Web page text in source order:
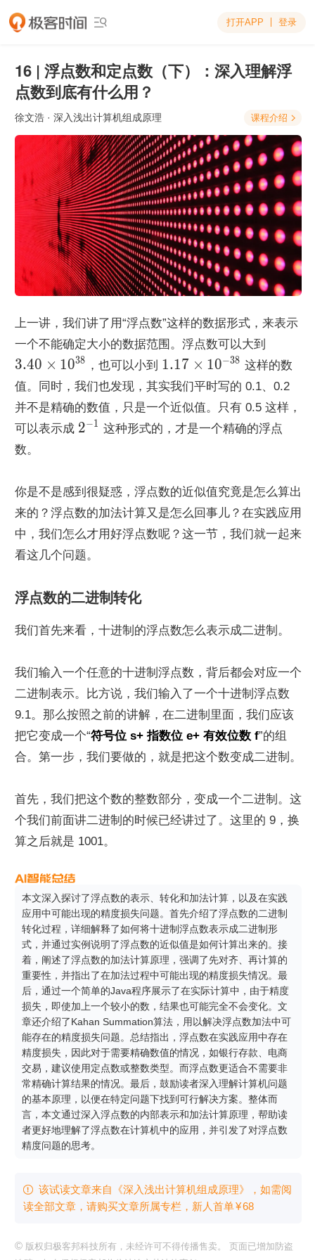
 打开APP 登录
16 | 浮点数和定点数（下）：深入理解浮
点数到底有什么用？
徐文浩 · 深入浅出计算机组成原理 课程介绍 
上一讲，我们讲了用“浮点数”这样的数据形式，来表示
一个不能确定大小的数据范围。浮点数可以大到
3.40 × 1038 ，也可以小到 1.17 × 10−38 这样的数
值。同时，我们也发现，其实我们平时写的 0.1、0.2
并不是精确的数值，只是一个近似值。只有 0.5 这样，
可以表示成 2−1 这种形式的，才是一个精确的浮点
数。
你是不是感到很疑惑，浮点数的近似值究竟是怎么算出
来的？浮点数的加法计算又是怎么回事儿？在实践应用
中，我们怎么才用好浮点数呢？这一节，我们就一起来
看这几个问题。
浮点数的二进制转化
我们首先来看，十进制的浮点数怎么表示成二进制。
我们输入一个任意的十进制浮点数，背后都会对应一个
二进制表示。比方说，我们输入了一个十进制浮点数
9.1。那么按照之前的讲解，在二进制里面，我们应该
把它变成一个“符号位 s+ 指数位 e+ 有效位数 f”的组
合。第一步，我们要做的，就是把这个数变成二进制。
首先，我们把这个数的整数部分，变成一个二进制。这
个我们前面讲二进制的时候已经讲过了。这里的 9，换
算之后就是 1001。
本文深入探讨了浮点数的表示、转化和加法计算，以及在实践
应用中可能出现的精度损失问题。首先介绍了浮点数的二进制
转化过程，详细解释了如何将十进制浮点数表示成二进制形
式，并通过实例说明了浮点数的近似值是如何计算出来的。接
着，阐述了浮点数的加法计算原理，强调了先对齐、再计算的
重要性，并指出了在加法过程中可能出现的精度损失情况。最
后，通过一个简单的Java程序展示了在实际计算中，由于精度
损失，即使加上一个较小的数，结果也可能完全不会变化。文
章还介绍了Kahan Summation算法，用以解决浮点数加法中可
能存在的精度损失问题。总结指出，浮点数在实践应用中存在
精度损失，因此对于需要精确数值的情况，如银行存款、电商
交易，建议使用定点数或整数类型。而浮点数更适合不需要非
常精确计算结果的情况。最后，鼓励读者深入理解计算机问题
的基本原理，以便在特定问题下找到可行解决方案。整体而
言，本文通过深入浮点数的内部表示和加法计算原理，帮助读
者更好地理解了浮点数在计算机中的应用，并引发了对浮点数
精度问题的思考。
 该试读文章来自《深入浅出计算机组成原理》，如需阅
读全部文章，请购买文章所属专栏 ，新⼈⾸单¥68
© 版权归极客邦科技所有，未经许可不得传播售卖。 页面已增加防盗